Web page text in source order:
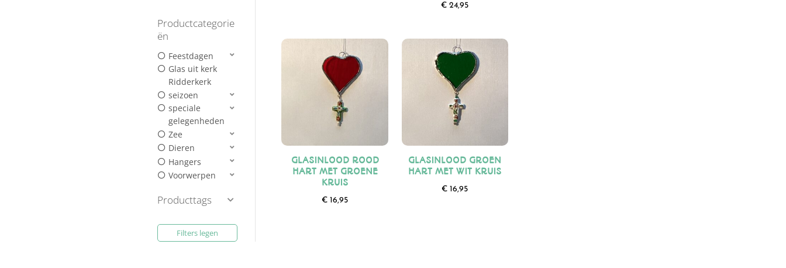
Productcategorie
ën
Feestdagen
Glas uit kerk
Ridderkerk
seizoen
speciale
gelegenheden
Zee
Dieren
Hangers
Voorwerpen
Producttags
Filters legen
€ 24,95
GLASINLOOD ROOD
HART MET GROENE
KRUIS
€ 16,95
GLASINLOOD GROEN
HART MET WIT KRUIS
€ 16,95